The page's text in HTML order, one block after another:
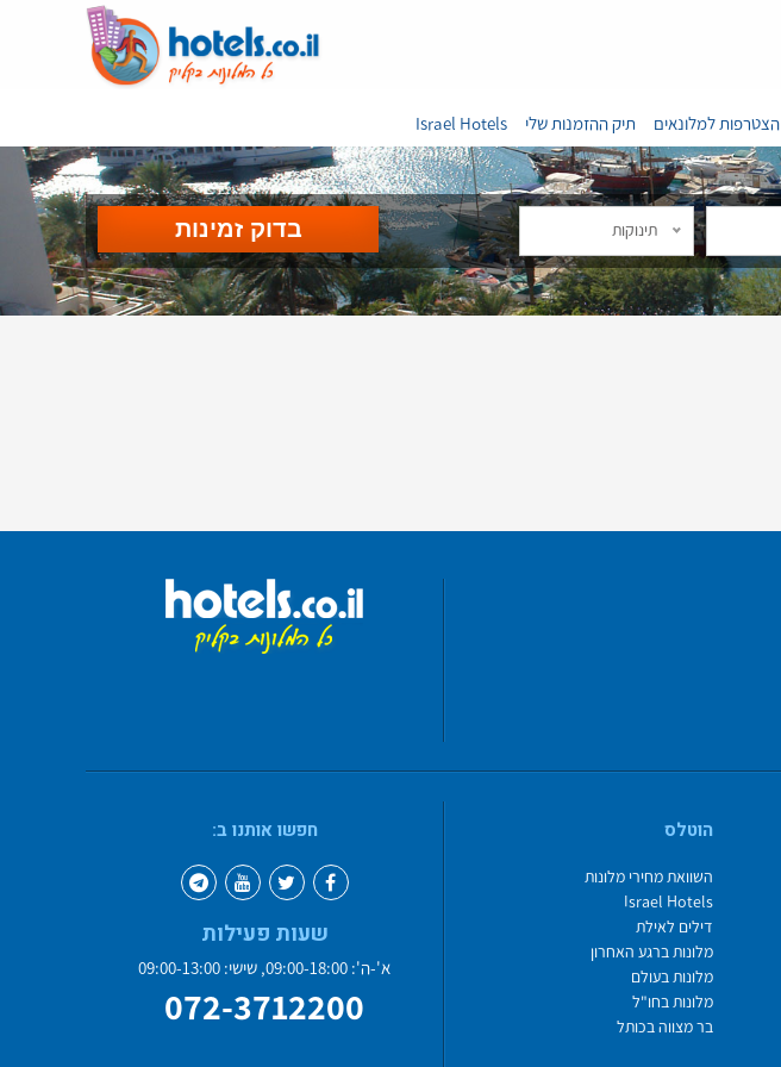
הצטרפות למלונאים תיק ההזמנות שלי Israel Hotels
תינוקות
הוטלס
השוואת מחירי מלונות
Israel Hotels
דילים לאילת
מלונות ברגע האחרון
מלונות בעולם
מלונות בחו"ל
בר מצווה בכותל
חפשו אותנו ב:
שעות פעילות
א'-ה': 09:00-18:00, שישי: 09:00-13:00
072-3712200